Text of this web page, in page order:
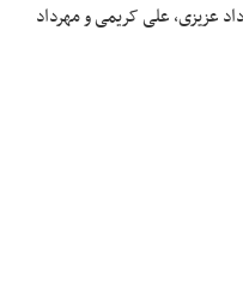
عزیزی، علی کریمی و مهرداد